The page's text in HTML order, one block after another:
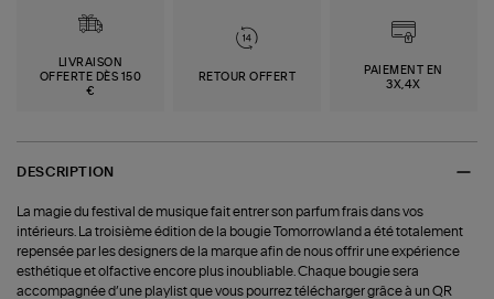
LIVRAISON
OFFERTE DÈS 150
€
RETOUR OFFERT
PAIEMENT EN
3X,4X
DESCRIPTION
La magie du festival de musique fait entrer son parfum frais dans vos
intérieurs. La troisième édition de la bougie Tomorrowland a été totalement
repensée par les designers de la marque afin de nous offrir une expérience
esthétique et olfactive encore plus inoubliable. Chaque bougie sera
accompagnée d’une playlist que vous pourrez télécharger grâce à un QR